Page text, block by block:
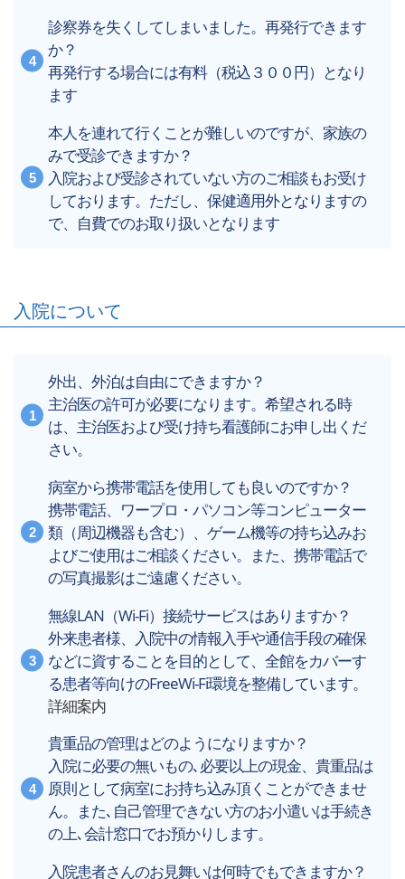
診察券を失くしてしまいました。再発行できます
か？
再発行する場合には有料（税込３００円）となり
ます
本人を連れて行くことが難しいのですが、家族の
みで受診できますか？
入院および受診されていない方のご相談もお受け
しております。ただし、保健適用外となりますの
で、自費でのお取り扱いとなります
入院について
外出、外泊は自由にできますか？
主治医の許可が必要になります。希望される時
は、主治医および受け持ち看護師にお申し出くだ
さい。
病室から携帯電話を使用しても良いのですか？
携帯電話、ワープロ・パソコン等コンピューター
類（周辺機器も含む）、ゲーム機等の持ち込みお
よびご使用はご相談ください。また、携帯電話で
の写真撮影はご遠慮ください。
無線LAN（Wi-Fi）接続サービスはありますか？
外来患者様、入院中の情報入手や通信手段の確保
などに資することを目的として、全館をカバーす
る患者等向けのFreeWi-Fi環境を整備しています。
詳細案内
貴重品の管理はどのようになりますか？
入院に必要の無いもの､必要以上の現金、貴重品は
原則として病室にお持ち込み頂くことができませ
ん。また､自己管理できない方のお小遣いは手続き
の上､会計窓口でお預かりします。
入院患者さんのお見舞いは何時でもできますか？